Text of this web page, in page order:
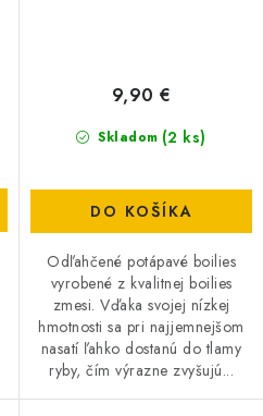
Skladom (2 ks)
9,90 €
DO KOŠÍKA
Odľahčené potápavé boilies
vyrobené z kvalitnej boilies
zmesi. Vďaka svojej nízkej
hmotnosti sa pri najjemnejšom
nasatí ľahko dostanú do tlamy
ryby, čím výrazne zvyšujú...